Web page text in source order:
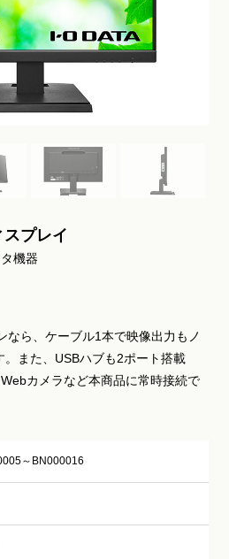
スプレイ
機器
なら、ケーブル1本で映像出力もノ
。また、USBハブも2ポート搭載
カメラなど本商品に常時接続で
～BN000016